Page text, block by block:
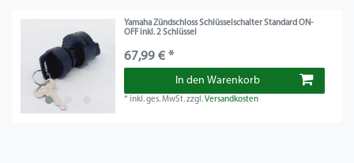
Yamaha Zündschloss Schlüsselschalter Standard ON-
OFF inkl. 2 Schlüssel
67,99 € *
In den Warenkorb
*inkl. ges. MwSt.zzgl.Versandkosten